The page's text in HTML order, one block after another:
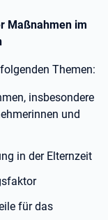
Maßnahmen im
Themen:
insbesondere
und
in der Elternzeit
für das